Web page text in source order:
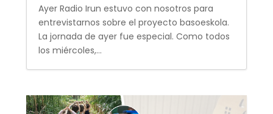
Ayer Radio Irun estuvo con nosotros para
entrevistarnos sobre el proyecto basoeskola.
La jornada de ayer fue especial. Como todos
los miércoles,...